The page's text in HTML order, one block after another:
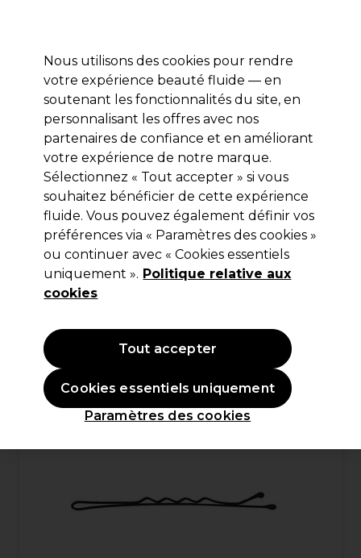
Se connecter
Marques Bons plans Coiffure Electro et Matériel
Livraison et délais
lire la suite
Sibel
Sibel Best Grips Métal Ondulé Mat
50mm 250pcs. Noir
(1)
11,35 €Hors TVA
Nous utilisons des cookies pour rendre
votre expérience beauté fluide — en
soutenant les fonctionnalités du site, en
personnalisant les offres avec nos
partenaires de confiance et en améliorant
votre expérience de notre marque.
Sélectionnez « Tout accepter » si vous
souhaitez bénéficier de cette expérience
fluide. Vous pouvez également définir vos
préférences via « Paramètres des cookies »
ou continuer avec « Cookies essentiels
uniquement ». Politique relative aux
cookies
Paramètres des cookies
Cookies essentiels uniquement
Tout accepter